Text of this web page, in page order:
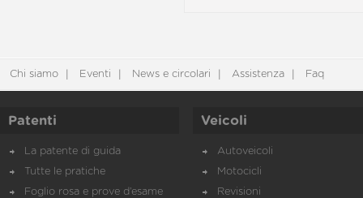
Chi siamo Eventi News e circolari Assistenza Faq
Patenti
La patente di guida
Tutte le pratiche
Foglio rosa e prove d’esame
Veicoli
Autoveicoli
Motocicli
Revisioni